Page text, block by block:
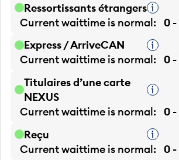
Ressortissants étrangers
Current waittime is normal
0
Express / ArriveCAN
Current waittime is normal
0
Titulaires d’une carte
NEXUS
Current waittime is normal
0
Reçu
Current waittime is normal
0